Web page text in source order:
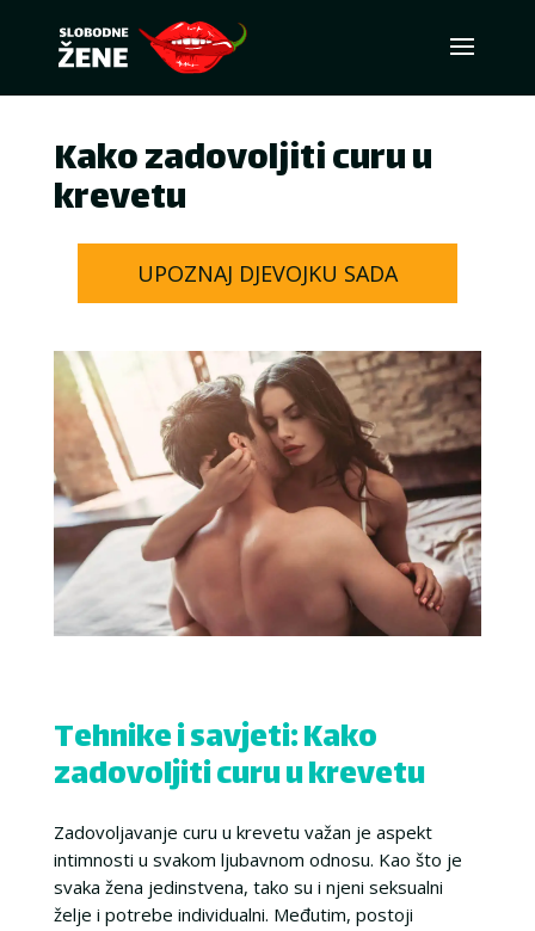
Kako zadovoljiti curu u
krevetu
UPOZNAJ DJEVOJKU SADA
Tehnike i savjeti: Kako
zadovoljiti curu u krevetu
Zadovoljavanje curu u krevetu važan je aspekt
intimnosti u svakom ljubavnom odnosu. Kao što je
svaka žena jedinstvena, tako su i njeni seksualni
želje i potrebe individualni. Međutim, postoji